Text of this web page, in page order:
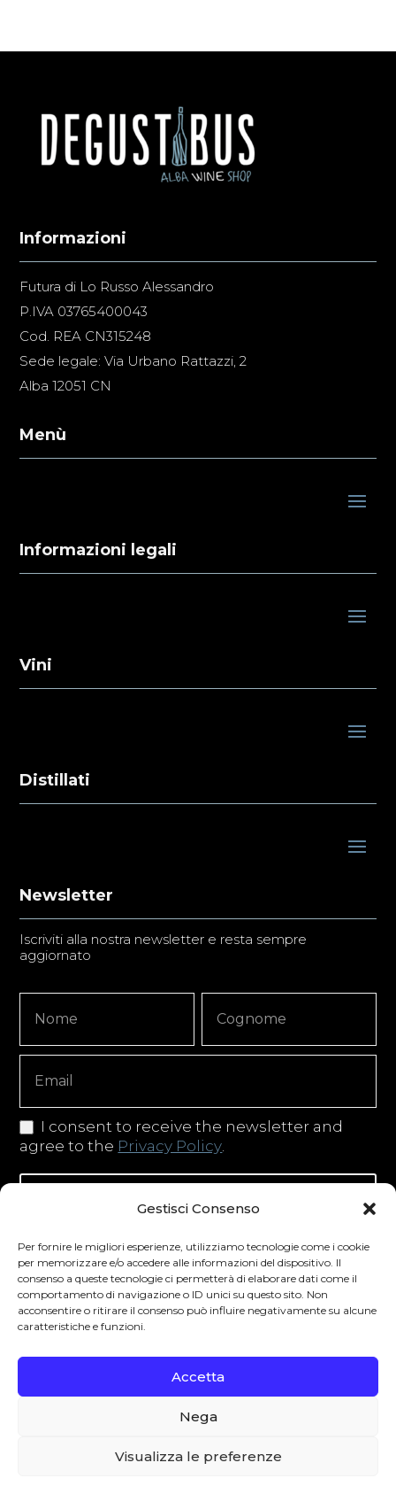
Gestisci Consenso
Per fornire le migliori esperienze, utilizziamo tecnologie come i cookie
per memorizzare e/o accedere alle informazioni del dispositivo. Il
consenso a queste tecnologie ci permetterà di elaborare dati come il
comportamento di navigazione o ID unici su questo sito. Non
acconsentire o ritirare il consenso può influire negativamente su alcune
caratteristiche e funzioni.
Accetta
Nega
Visualizza le preferenze
Informazioni
Futura di Lo Russo Alessandro
P.IVA 03765400043
Cod. REA CN315248
Sede legale: Via Urbano Rattazzi, 2
Alba 12051 CN
Menù
Informazioni legali
Vini
Distillati
Newsletter
Iscriviti alla nostra newsletter e resta sempre
aggiornato
Signup
Copy
I consent to receive the newsletter and
agree to the Privacy Policy
Iscriviti alla newsletter
Degustibus invita al consumo responsabile.
La vendita di bevande alcoliche è vietata ai
Paese di residenza. L’abuso di alcol è
pericoloso per la salute.